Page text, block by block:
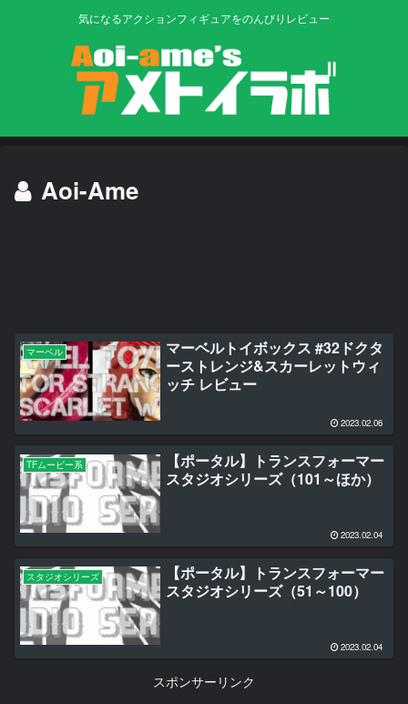
気になるアクションフィギュアをのんびりレビュー
Aoi-Ame
マーベル
マーベルトイボックス #32ドクタ
ーストレンジ&スカーレットウィ
ッチ レビュー
2023.02.06
TFムービー系
【ポータル】トランスフォーマー
スタジオシリーズ（101～ほか）
2023.02.04
スタジオシリーズ
【ポータル】トランスフォーマー
スタジオシリーズ（51～100）
2023.02.04
スポンサーリンク